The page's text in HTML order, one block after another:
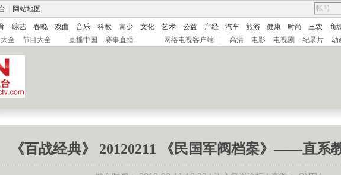
网站地图
综艺 春晚 戏曲 音乐 科教 青少 文化 艺术 公益 产经 汽车 旅游 健康 时尚 三农
商
全 节目大全 直播中国 赛事直播 网络电视客户端 高清 电影 电视剧 纪录片 动
《百战经典》 20120211 《民国军阀档案》——直系